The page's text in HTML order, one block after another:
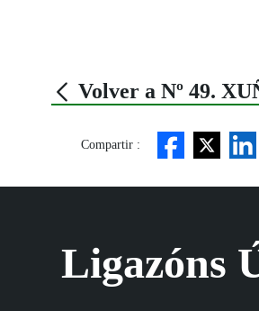
Volver a Nº 49.
Compartir :
Ligazóns